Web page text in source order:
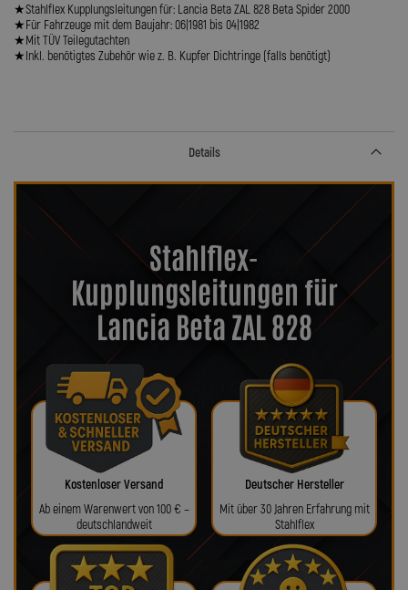
★Stahlflex Kupplungsleitungen für: Lancia Beta ZAL 828 Beta Spider 2000
★Für Fahrzeuge mit dem Baujahr: 06|1981 bis 04|1982
★Mit TÜV Teilegutachten
★Inkl. benötigtes Zubehör wie z. B. Kupfer Dichtringe (falls benötigt)
Details
Stahlflex-
Kupplungsleitungen für
Lancia Beta ZAL 828
Kostenloser Versand
Ab einem Warenwert von 100 € –
deutschlandweit
Deutscher Hersteller
Mit über 30 Jahren Erfahrung mit
Stahlflex